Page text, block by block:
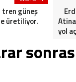
tren güneş
üretiliyor.
yol